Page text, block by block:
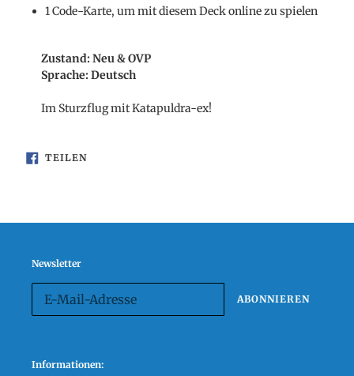
1 Code-Karte, um mit diesem Deck online zu spielen
Zustand: Neu & OVP
Sprache: Deutsch
Im Sturzflug mit Katapuldra-ex!
TEILENAUF
FACEBOOK
Newsletter
ABONNIEREN
Informationen: